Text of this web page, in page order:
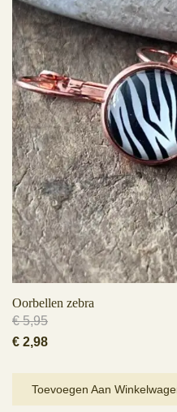
Oorbellen zebra
€5,95
Oorspronkelijke
was:
€ 5,95.
€ 2,98Huidige
€ 2,98.
Toevoegen Aan